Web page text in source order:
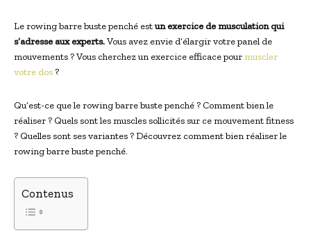
Le rowing barre buste penché estun exercice de musculation qui
s’adresse aux experts.Vous avez envie d’élargir votre panel de
mouvements ? Vous cherchez un exercice efficace pourmuscler
votre dos?
Qu’est-ce que le rowing barre buste penché ? Comment bien le
réaliser ? Quels sont les muscles sollicités sur ce mouvement fitness
? Quelles sont ses variantes ? Découvrez comment bien réaliser le
rowing barre buste penché.
Contenus